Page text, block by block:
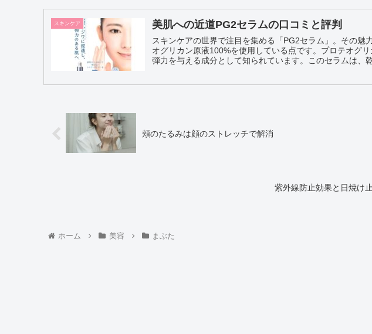
スキンケア 美肌への近道PG2セラムの口コミと評判
スキンケアの世界で注目を集める「PG2セラム」。その魅
オグリカン原液100%を使用している点です。プロテオグ
弾力を与える成分として知られています。このセラムは、
頬のたるみは顔のストレッチで解消
紫外線防止効果と日焼け
ホーム 美容 まぶた